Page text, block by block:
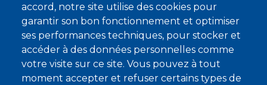
accord, notre site utilise des cookies pour
garantir son bon fonctionnement et optimiser
ses performances techniques, pour stocker et
accéder à des données personnelles comme
votre visite sur ce site. Vous pouvez à tout
moment accepter et refuser certains types de
À propos
Qui sommes-nous ?
Devenir membre